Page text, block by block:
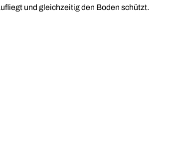
und gleichzeitig den Boden schützt.